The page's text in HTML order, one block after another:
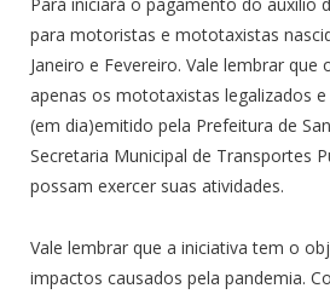
para motoristas e mototaxistas
Janeiro e Fevereiro. Vale lembrar que
apenas os mototaxistas legalizados
(em dia)emitido pela Prefeitura de
Secretaria Municipal de Transportes
possam exercer suas atividades.
Vale lembrar que a iniciativa tem o
impactos causados pela pandemia.